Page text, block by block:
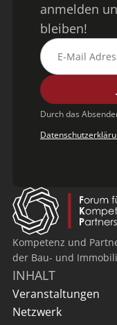
anmelden
bleiben!
Durch das
Kompetenz und
der Bau- und
INHALT
Veranstaltungen
Netzwerk